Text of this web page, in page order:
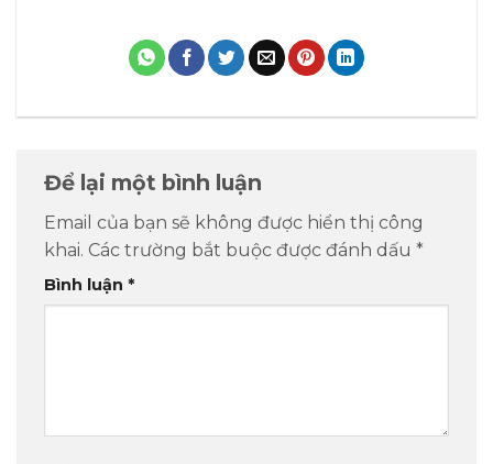
Để lại một bình luận
Email của bạn sẽ không được hiển thị công
khai. Các trường bắt buộc được đánh dấu *
Bình luận *